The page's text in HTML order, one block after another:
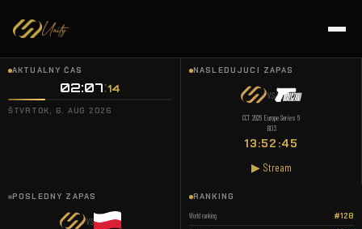
AKTUÁLNY ČAS
02:07 15
ŠTVRTOK, 6. AUG 2026
NASLEDUJÚCI ZÁPAS
VS
CCT 2026 Europe Series 6
BO3
13:52:44
▶ Stream
POSLEDNÝ ZÁPAS
VS
RANKING
World ranking #128